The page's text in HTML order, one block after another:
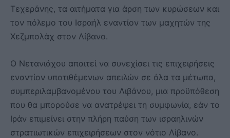
Τεχεράνης, τα αιτήματα για άρση των κυρώσεων και
τον πόλεμο του Ισραήλ εναντίον των μαχητών της
Χεζμπολάχ στον Λίβανο.
Ο Νετανιάχου απαιτεί να συνεχίσει τις επιχειρήσεις
εναντίον υποτιθέμενων απειλών σε όλα τα μέτωπα,
συμπεριλαμβανομένου του Λιβάνου, μια προϋπόθεση
που θα μπορούσε να ανατρέψει τη συμφωνία, εάν το
Ιράν επιμείνει στην πλήρη παύση των ισραηλινών
στρατιωτικών επιχειρήσεων στον νότιο Λίβανο.